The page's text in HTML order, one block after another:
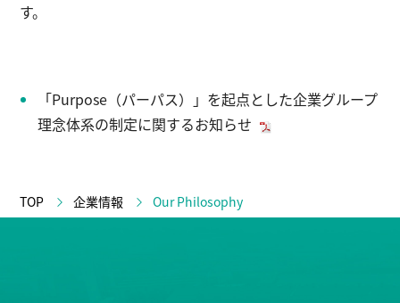
す。
「Purpose（パーパス）」を起点とした企業グループ
理念体系の制定に関するお知らせ
TOP 企業情報 Our Philosophy